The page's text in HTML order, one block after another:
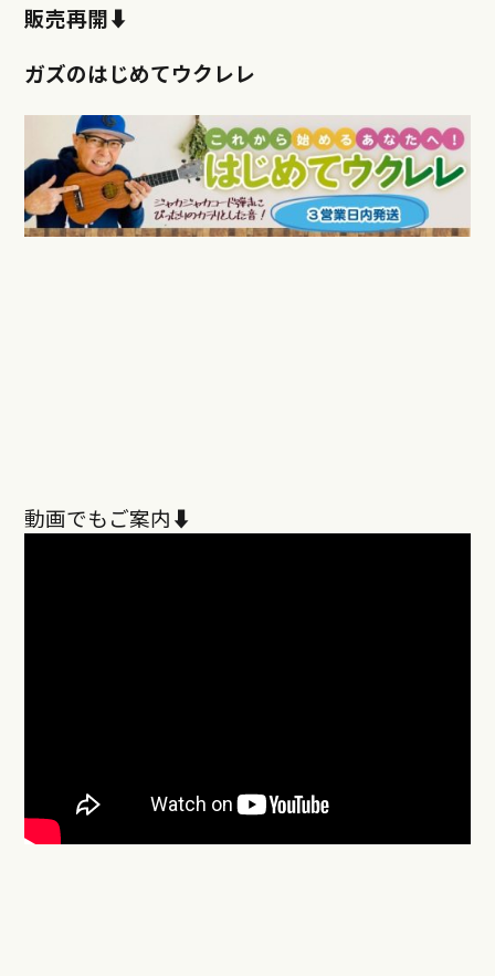
販売再開⬇︎
ガズのはじめてウクレレ
動画でもご案内⬇︎